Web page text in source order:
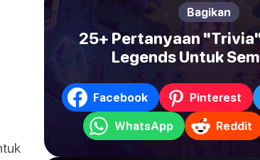
Bagikan
25+ Pertanyaan
Legends Untuk
Facebook Pinterest
WhatsApp Reddit